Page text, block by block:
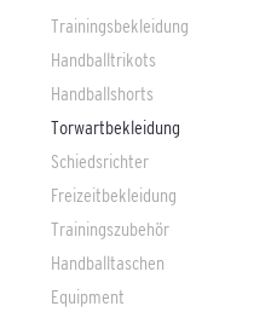
Trainingsbekleidung
Handballtrikots
Handballshorts
Torwartbekleidung
Schiedsrichter
Freizeitbekleidung
Trainingszubehör
Handballtaschen
Equipment